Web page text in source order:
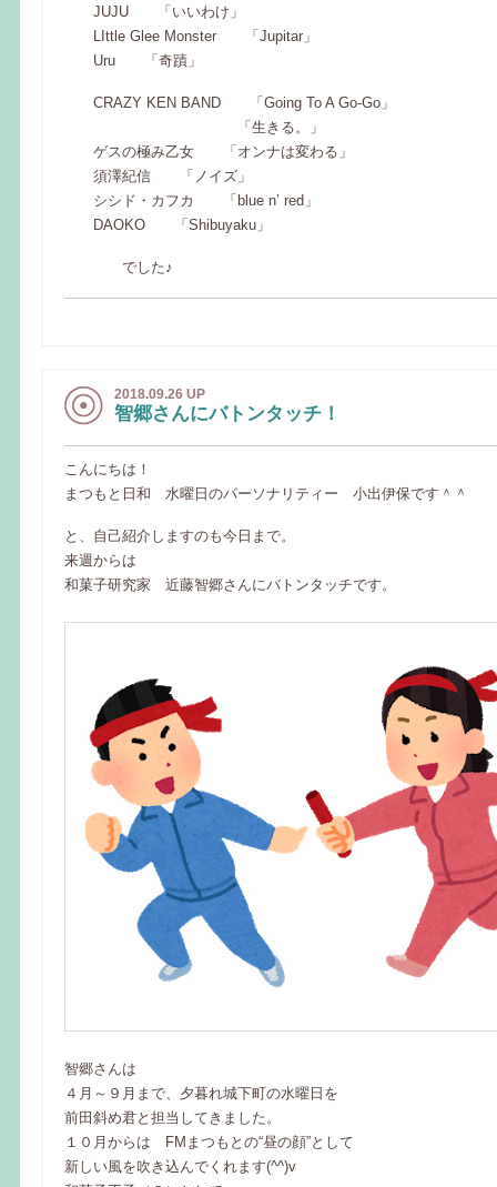
JUJU 「いいわけ」
LIttle Glee Monster 「Jupitar」
Uru 「奇蹟」
CRAZY KEN BAND 「Going To A Go-Go」
「生きる。」
ゲスの極み乙女 「オンナは変わる」
須澤紀信 「ノイズ」
シシド・カフカ 「blue n’ red」
DAOKO 「Shibuyaku」
でした♪
2018.09.26 UP
智郷さんにバトンタッチ！
こんにちは！
まつもと日和 水曜日のパーソナリティー 小出伊保です＾＾
と、自己紹介しますのも今日まで。
来週からは
和菓子研究家 近藤智郷さんにバトンタッチです。
智郷さんは
４月～９月まで、夕暮れ城下町の水曜日を
前田斜め君と担当してきました。
１０月からは FMまつもとの“昼の顔”として
新しい風を吹き込んでくれます(^^)v